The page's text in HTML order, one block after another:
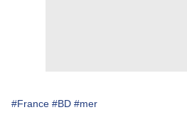
#France #BD #mer